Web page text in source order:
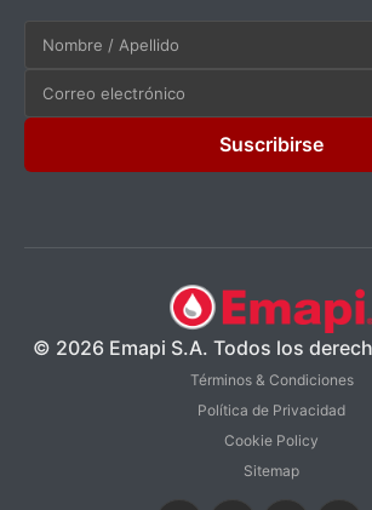
Suscribirse
© 2026 Emapi S.A. Todos los
Términos & Condiciones
Política de Privacidad
Cookie Policy
Sitemap